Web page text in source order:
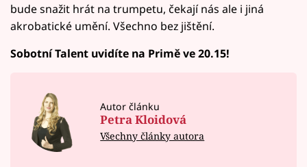
bude snažit hrát na trumpetu, čekají nás ale i jiná
akrobatické umění. Všechno bez jištění.
Sobotní Talent uvidíte na Primě ve 20.15!
Autor článku
Petra Kloidová
Všechny články autora